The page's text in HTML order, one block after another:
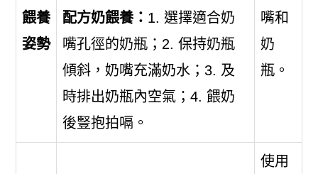
餵養
姿勢
配方奶餵養： 1. 選擇適合奶
嘴孔徑的奶瓶；2. 保持奶瓶
傾斜，奶嘴充滿奶水；3. 及
時排出奶瓶內空氣；4. 餵奶
後豎抱拍嗝。
嘴和
奶
瓶。
使用